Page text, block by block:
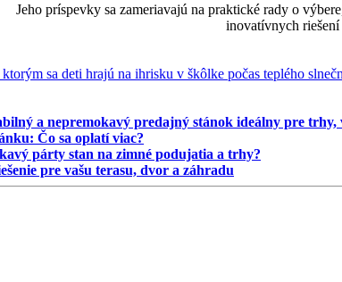
Jeho príspevky sa zameriavajú na praktické rady o
inovatívnych
a nepremokavý predajný stánok ideálny pre
Čo sa oplatí viac?
párty stan na zimné podujatia a trhy?
pre vašu terasu, dvor a záhradu